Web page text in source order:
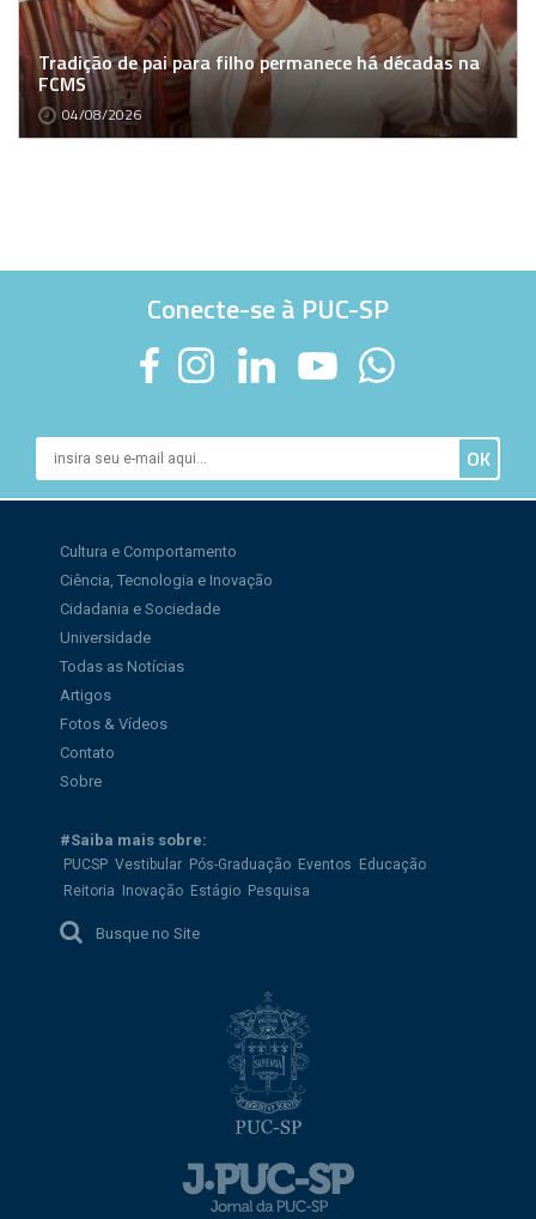
Tradição de pai para filho permanece há décadas na
FCMS
04/08/2026
Conecte-se à PUC-SP
Cultura e Comportamento
Ciência, Tecnologia e Inovação
Cidadania e Sociedade
Universidade
Todas as Notícias
Artigos
Fotos & Vídeos
Contato
Sobre
#Saiba mais sobre:
PUCSP Vestibular Pós-Graduação Eventos
Educação
Reitoria
Inovação Estágio Pesquisa
Busque no Site